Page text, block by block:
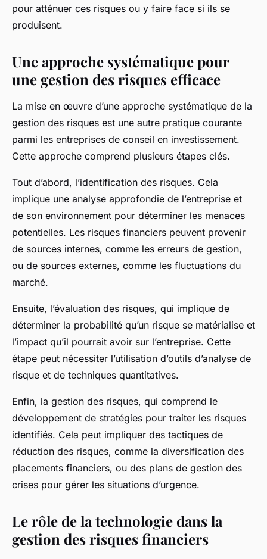
pour atténuer ces risques ou y faire face si ils se
produisent.
Une approche systématique pour
une gestion des risques efficace
La mise en œuvre d’une approche systématique de la
gestion des risques est une autre pratique courante
parmi les entreprises de conseil en investissement.
Cette approche comprend plusieurs étapes clés.
Tout d’abord, l’identification des risques. Cela
implique une analyse approfondie de l’entreprise et
de son environnement pour déterminer les menaces
potentielles. Les risques financiers peuvent provenir
de sources internes, comme les erreurs de gestion,
ou de sources externes, comme les fluctuations du
marché.
Ensuite, l’évaluation des risques, qui implique de
déterminer la probabilité qu’un risque se matérialise et
l’impact qu’il pourrait avoir sur l’entreprise. Cette
étape peut nécessiter l’utilisation d’outils d’analyse de
risque et de techniques quantitatives.
Enfin, la gestion des risques, qui comprend le
développement de stratégies pour traiter les risques
identifiés. Cela peut impliquer des tactiques de
réduction des risques, comme la diversification des
placements financiers, ou des plans de gestion des
crises pour gérer les situations d’urgence.
Le rôle de la technologie dans la
gestion des risques financiers